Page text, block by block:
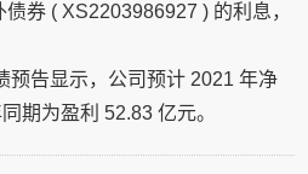
券 ( XS2203986927 ) 的利息，
预告显示，公司预计 2021 年净
期为盈利 52.83 亿元。